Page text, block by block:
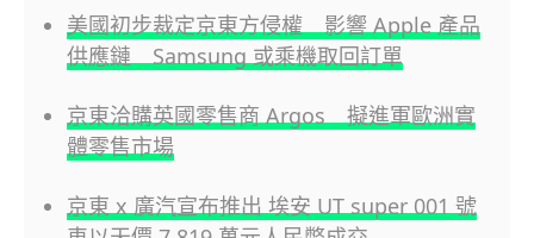
美國初步裁定京東方侵權 影響 Apple 產品
供應鏈 Samsung 或乘機取回訂單
京東洽購英國零售商 Argos 擬進軍歐洲實
體零售市場
京東 x 廣汽宣布推出 埃安 UT super 001 號